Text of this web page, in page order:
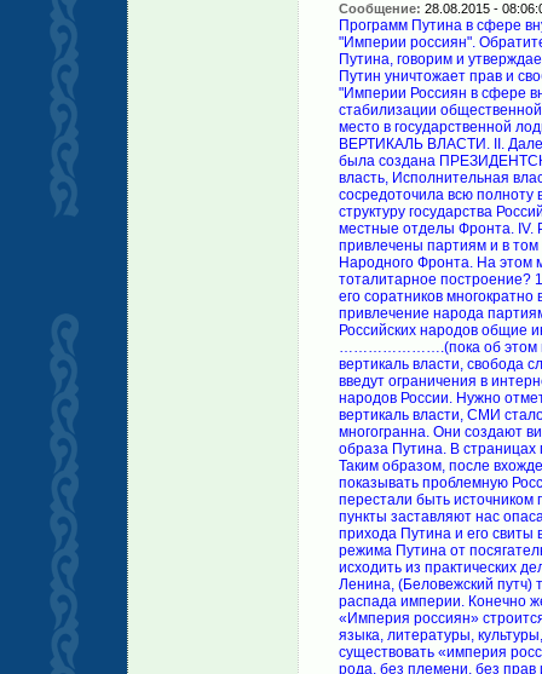
Сообщение: 28.08.2015 -
Программ Путина в сфере
"Империи россиян".
Путина, говорим и
Путин уничтожает прав и
"Империи Россиян в сфере
стабилизации
место в государственной
ВЕРТИКАЛЬ ВЛАСТИ. II.
была создана
власть, Исполнительная
сосредоточила всю полноту
структуру государства
местные отделы Фронта. IV.
привлечены партиям и в том
Народного Фронта. На этом
тоталитарное построение?
его соратников
привлечение народа
Российских народов общие
………………….(пока об этом не
вертикаль власти, свобода
введут ограничения в
народов России. Нужно
вертикаль власти, СМИ
многогранна. Они создают
образа Путина. В страницах
Таким образом, после
показывать проблемную
перестали быть источником
пункты заставляют нас
прихода Путина и его свиты
режима Путина от
исходить из практических
Ленина, (Беловежский путч)
распада империи. Конечно
«Империя россиян»
языка, литературы,
существовать «империя
рода, без племени, без прав